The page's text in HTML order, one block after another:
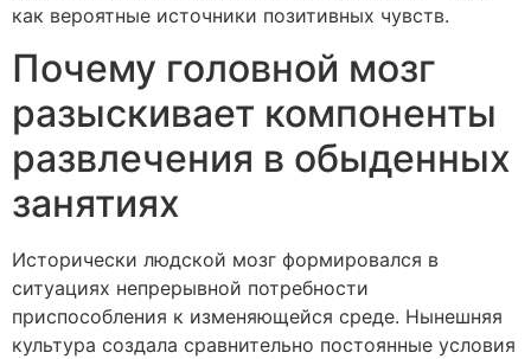
как вероятные источники позитивных чувств.
Почему головной мозг
разыскивает компоненты
развлечения в обыденных
занятиях
Исторически людской мозг формировался в
ситуациях непрерывной потребности
приспособления к изменяющейся среде. Нынешняя
культура создала сравнительно постоянные условия